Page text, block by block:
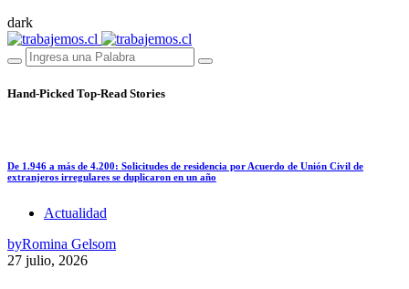
dark
Hand-Picked Top-Read Stories
De 1.946 a más de 4.200: Solicitudes de residencia por Acuerdo de Unión Civil de
extranjeros irregulares se duplicaron en un año
Actualidad
byRomina Gelsom
27 julio, 2026